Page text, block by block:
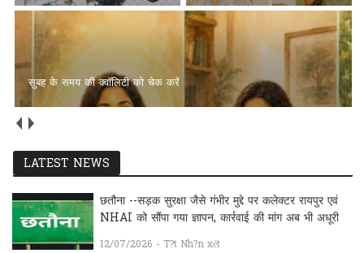
सुबह के समय की क्वॉलिटी को चेक करें
LATEST NEWS
छतौना --सड़क सुरक्षा जैसे गंभीर मुद्दे पर कलेक्टर रायपुर एवं
NHAI को सौंपा गया ज्ञापन, कार्रवाई की मांग अब भी अधूरी
12/07/2026 - T?t Nh?n xét